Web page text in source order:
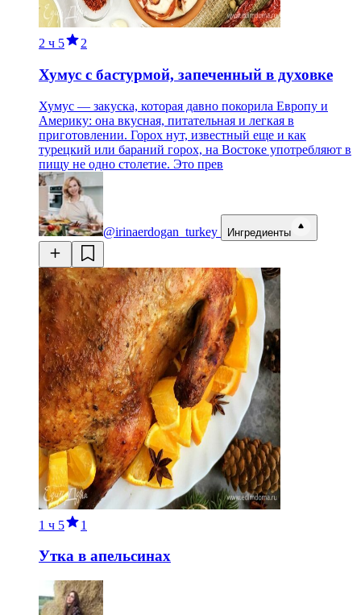
2 ч 5 2
Хумус с бастурмой, запеченный в духовке
Хумус — закуска, которая давно покорила Европу и
Америку: она вкусная, питательная и легкая в
приготовлении. Горох нут, известный еще и как
турецкий или бараний горох, на Востоке употребляют в
пищу не одно столетие. Это прев
@irinaerdogan_turkey Ингредиенты
1 ч 5 1
Утка в апельсинах